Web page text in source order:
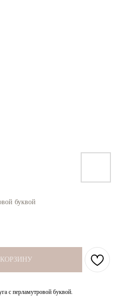
буквой
с перламутровой буквой.